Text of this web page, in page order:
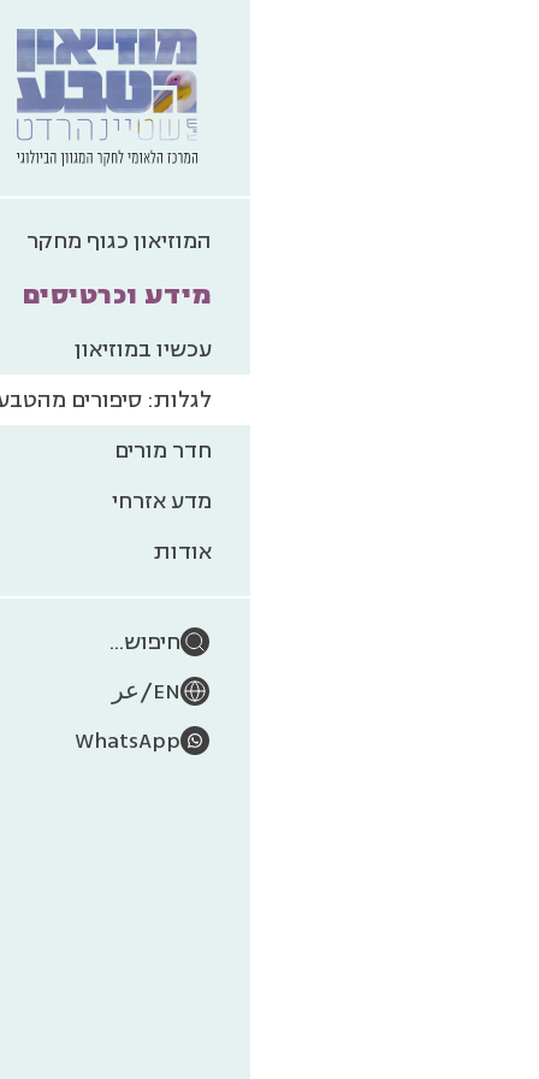
המוזיאון כגוף מחקר
מידע וכרטיסים
עכשיו במוזיאון
לגלות: סיפורים
חדר מורים
מדע אזרחי
אודות
חיפוש...
EN
/عر
WhatsApp
בהיבטיו